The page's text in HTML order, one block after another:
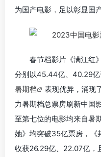
为国产电影，足以彰显国
春节档影片《满江红
分别以45.44亿、40.29
暑期档
表现优异，涌现
力暑期档总票房刷新中国
至第七位的电影均来自暑
她》均突破35亿票房，《
收获26.29亿、22.07亿，